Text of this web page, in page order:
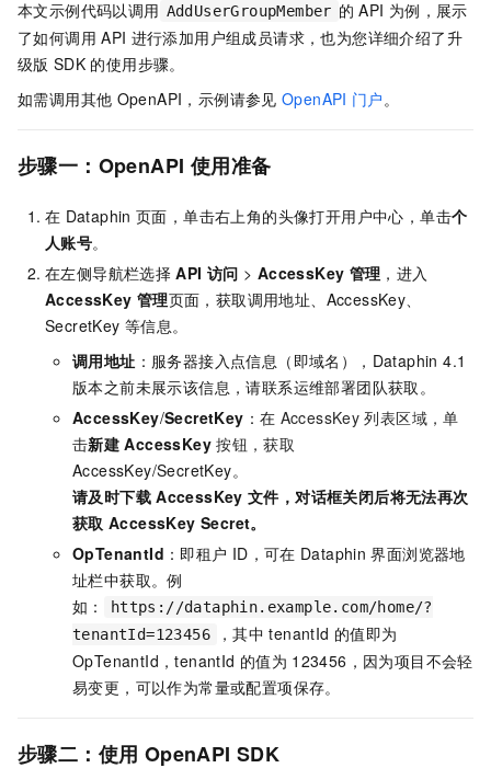
本文示例代码以调用 AddUserGroupMember 的 API 为例，展示
了如何调用 API 进行添加用户组成员请求，也为您详细介绍了升
级版 SDK 的使用步骤。
如需调用其他 OpenAPI，示例请参见 OpenAPI 门户 。
步骤一：OpenAPI 使用准备
在 Dataphin 页面，单击右上角的头像打开用户中心，单击个
人账号。
在左侧导航栏选择 API 访问 > AccessKey 管理 ，进入
AccessKey 管理页面，获取调用地址、AccessKey、
SecretKey 等信息。
调用地址 ： 服务器接入点信息（即域名），Dataphin 4.1
版本之前未展示该信息，请联系运维部署团队获取。
AccessKey/SecretKey ：在 AccessKey 列表区域，单
击新建 AccessKey 按钮，获取
AccessKey/SecretKey。
请及时下载 AccessKey 文件，对话框关闭后将无法再次
获取 AccessKey Secret。
OpTenantId ：即租户 ID，可在 Dataphin 界面浏览器地
址栏中获取。例
如：
https://dataphin.example.com/home/?
tenantId=123456
，其中 tenantId 的值即为
OpTenantId，tenantId 的值为 123456，因为项目不会轻
易变更，可以作为常量或配置项保存。
步骤二：使用 OpenAPI SDK